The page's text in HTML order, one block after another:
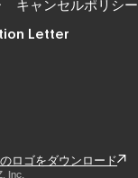
キャンセルポリシー
Letter
ロゴをダウンロード
Inc.